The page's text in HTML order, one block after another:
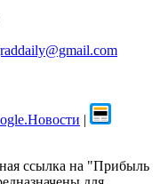
|
ссылка на "Прибыль